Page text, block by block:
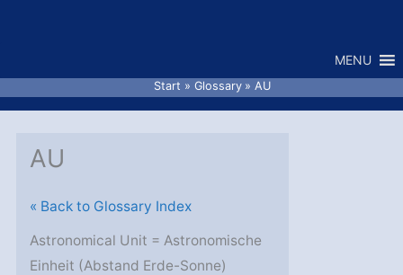
MENU
Start Glossary AU
AU
« Back to Glossary Index
Astronomical Unit = Astronomische
Einheit (Abstand Erde-Sonne)